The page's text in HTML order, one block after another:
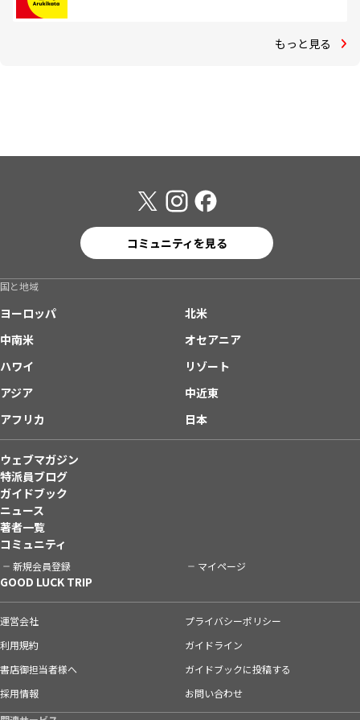
もっと見る
コミュニティを見る
国と地域
ヨーロッパ
北米
中南米
オセアニア
ハワイ
リゾート
アジア
中近東
アフリカ
日本
ウェブマガジン
特派員ブログ
ガイドブック
ニュース
著者一覧
コミュニティ
新規会員登録 マイページ
GOOD LUCK TRIP
運営会社
プライバシーポリシー
利用規約
ガイドライン
書店御担当者様へ
ガイドブックに投稿する
採用情報
お問い合わせ